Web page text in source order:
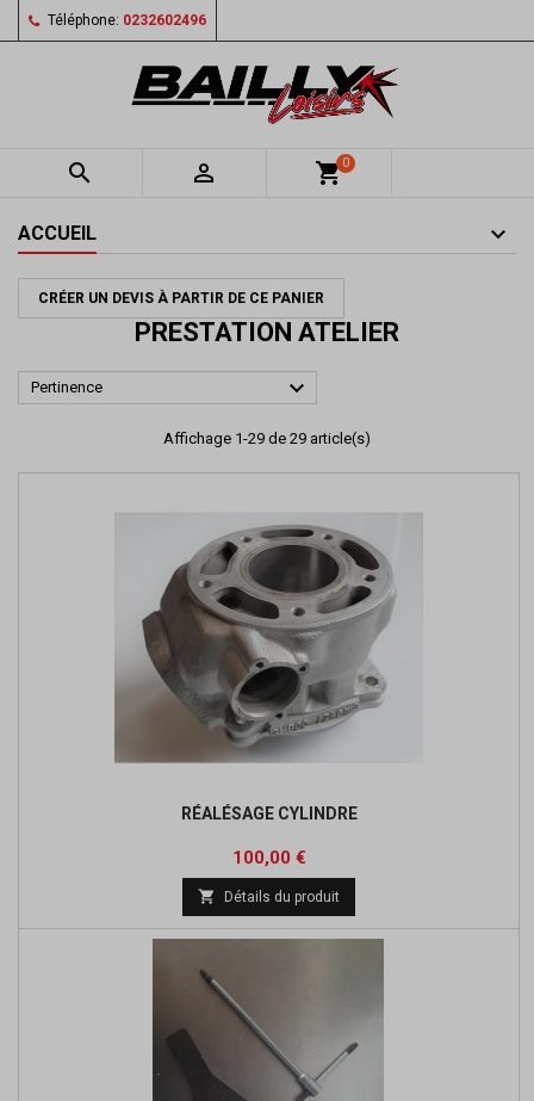
Téléphone: 0232602496
  shopping_cart0
ACCUEIL
CRÉER UN DEVIS À PARTIR DE CE PANIER
PRESTATION ATELIER
Pertinence 
Affichage 1-29 de 29 article(s)
RÉALÉSAGE CYLINDRE
Prix
100,00 €
 Détails du produit